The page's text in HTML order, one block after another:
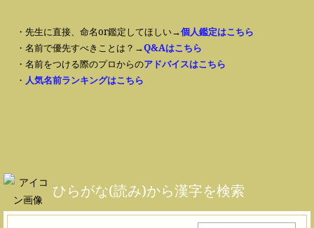
・先生に直接、命名or鑑定してほしい→個人鑑定はこちら
・名前で優先すべきことは？→Q&Aはこちら
・名前をつける際のプロからのアドバイスはこちら
・ 人気名前ランキングはこちら
ひらがな(読み)から漢字を検索